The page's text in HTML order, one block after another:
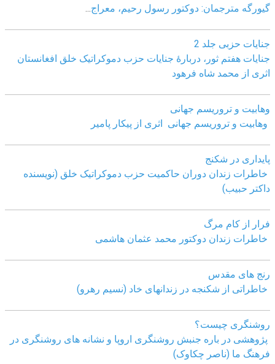
گیورگه مترجمان: دوکتور رسول رحیم، معراج
جنایات حزبی جلد 2
جنایات هفتم ثور، دربارۀ جنایات حزب دموکراتیک خلق افغانستان
اثری از محمد شاه فرهود
وهابیت و تروریسم جهانی
وهابیت و تروریسم جهانی اثری از پیکار پامیر
پایداری در شکنج
خاطرات زندان دوران حاکمیت حزب دموکراتیک خلق (نویسنده
داکتر حبیب)
فرار از کام مرگ
خاطرات زندان دوکتور محمد عثمان هاشمی
رنج های مقدس
خاطراتی از شکنجه در زندانهای خاد (نسیم رهرو)
روشنگری چیست؟
پژوهشی در باره جنبش روشنگری اروپا و نشانه های روشنگری در
فرهنگ ما (ناصر چکاوک)